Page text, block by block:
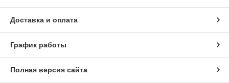
Доставка и оплата
График работы
Полная версия сайта